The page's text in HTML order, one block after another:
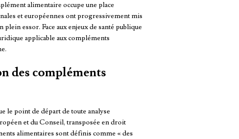
alimentaire occupe une place
et européennes ont progressivement mis
essor. Face aux enjeux de santé publique
applicable aux compléments
des compléments
le point de départ de toute analyse
et du Conseil, transposée en droit
alimentaires sont définis comme « des